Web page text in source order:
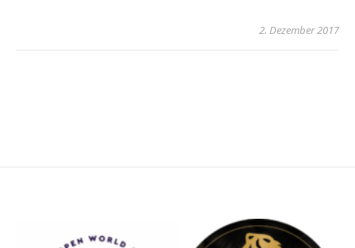
2. Dezember 2017